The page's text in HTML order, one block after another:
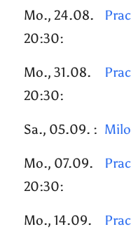
Mo., 24.08.
20:30:
Mo., 31.08.
20:30:
Sa., 05.09. :
Mo., 07.09.
20:30:
Mo., 14.09.